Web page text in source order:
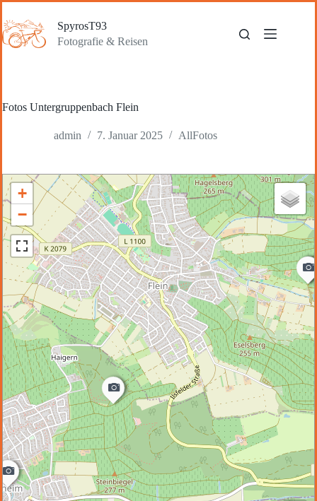
Inhalt
springen
SpyrosT93
Fotografie & Reisen
Fotos Untergruppenbach Flein
admin 7. Januar 2025 AllFotos
+
−